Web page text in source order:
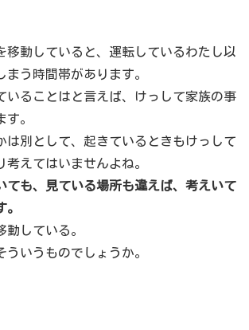
移動していると、運転しているわたし以
まう時間帯があります。
いることはと言えば、けっして家族の事
。
は別として、起きているときもけっして
考えてはいませんよね。
ても、見ている場所も違えば、考えいて
動している。
ういうものでしょうか。